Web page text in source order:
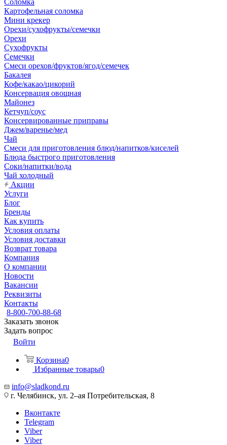
Соломка
Картофельная соломка
Мини крекер
Орехи/сухофрукты/семечки
Орехи
Сухофрукты
Семечки
Смеси орехов/фруктов/ягод/семечек
Бакалея
Кофе/какао/цикорий
Консервация овощная
Майонез
Кетчуп/соус
Консервированные приправы
Джем/варенье/мед
Чай
Смеси для приготовления блюд/напитков/киселей
Блюда быстрого приготовления
Соки/напитки/вода
Чай холодный
Акции
Услуги
Блог
Бренды
Как купить
Условия оплаты
Условия доставки
Возврат товара
Компания
О компании
Новости
Вакансии
Реквизиты
Контакты
8-800-700-88-68
Заказать звонок
Задать вопрос
Войти
Корзина0
Избранные товары0
info@sladkond.ru
г. Челябинск, ул. 2–ая Потребительская, 8
Вконтакте
Telegram
Viber
Viber